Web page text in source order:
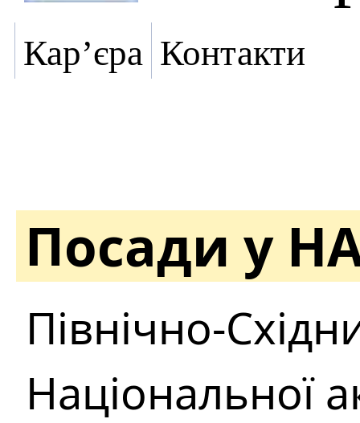
Кар’єра Контакти
Посади у
Північно-
Національної